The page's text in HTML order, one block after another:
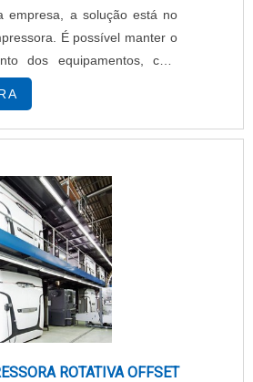
empresa, a solução está no
É possível manter o
dos equipamentos, com
e melhorias na gestão e na
Qualificações do
gerencia e
maior sustentabilidade,
ROTATIVA OFFSET